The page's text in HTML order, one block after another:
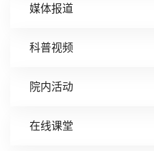
媒体报道
科普视频
院内活动
在线课堂